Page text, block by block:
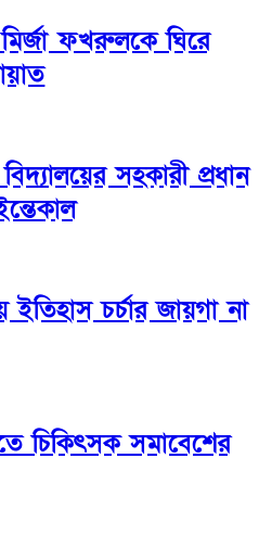
মির্জা ফখরুলকে ঘিরে
সহকারী প্রধান
চর্চার জায়গা না
চিকিৎসক সমাবেশের